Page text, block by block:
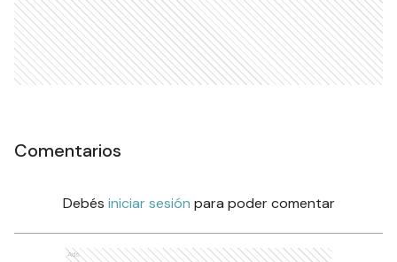
Comentarios
Debés iniciar sesión para poder comentar
Ads